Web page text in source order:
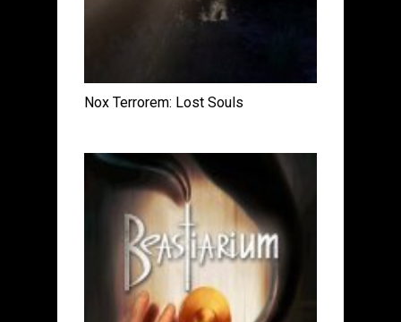
Nox Terrorem: Lost Souls